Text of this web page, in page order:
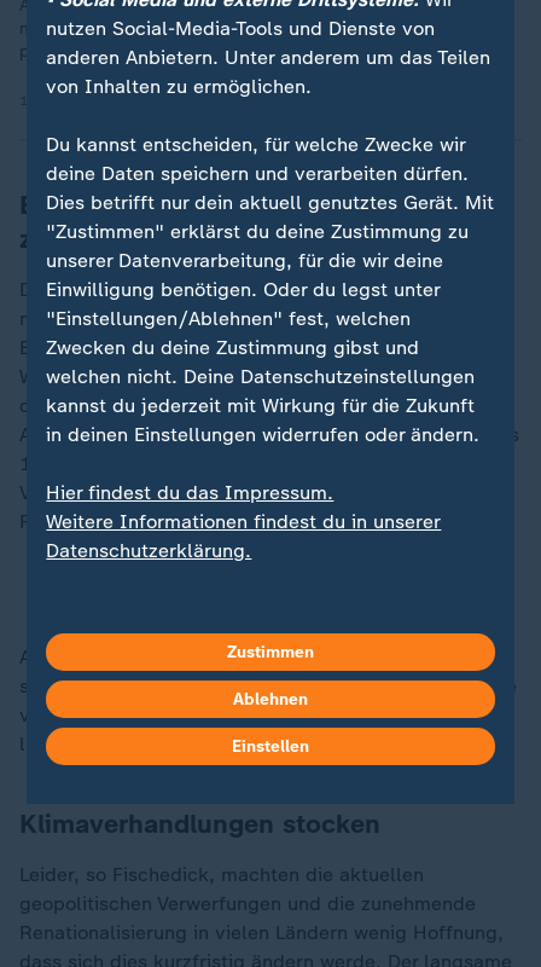
Amazon auf Mini-Atomkraftwerke. Sogenannte SMR, Small
modular Reactors, werden in Serie mit Fertigbauteilen
produziert.
Energieverbrauch ging 2022 deutlich
zurück
Dabei zeigt die Erfahrung, dass wir - wenn es sein
muss - durchaus in der Lage sind, sparsamer mit
Energie umzugehen und unser Verhalten zu ändern.
Während derEnergiepreiskriseim Jahr 2022 in Folge
desUkraine-Kriegsging der Erdgasverbrauch aus
Angst vor Verknappung über alle Sektoren um mehr als
15 Prozent zurück - "eine Größenordnung, die im
Vorfeld niemand für möglich gehalten hätte", so
Fischedick.
Allerdings ist der Energieverbrauch seitdem wieder
stetig angestiegen. Auch der mit der Corona-Pandemie
verbundene Rückgang bei den CO2-Emissionen ist
längst wieder ausgeglichen.
Klimaverhandlungen stocken
Leider, so Fischedick, machten die aktuellen
geopolitischen Verwerfungen und die zunehmende
Renationalisierung in vielen Ländern wenig Hoffnung,
dass sich dies kurzfristig ändern werde. Der langsame
nutzen Social-Media-Tools und Dienste von
anderen Anbietern. Unter anderem um das Teilen
von Inhalten zu ermöglichen.
Du kannst entscheiden, für welche Zwecke wir
deine Daten speichern und verarbeiten dürfen.
Dies betrifft nur dein aktuell genutztes Gerät. Mit
"Zustimmen" erklärst du deine Zustimmung zu
unserer Datenverarbeitung, für die wir deine
Einwilligung benötigen. Oder du legst unter
"Einstellungen/Ablehnen" fest, welchen
Zwecken du deine Zustimmung gibst und
welchen nicht. Deine Datenschutzeinstellungen
kannst du jederzeit mit Wirkung für die Zukunft
in deinen Einstellungen widerrufen oder ändern.
Hier findest du das Impressum.
Weitere Informationen findest du in unserer
Datenschutzerklärung.
Zustimmen
Ablehnen
Einstellen